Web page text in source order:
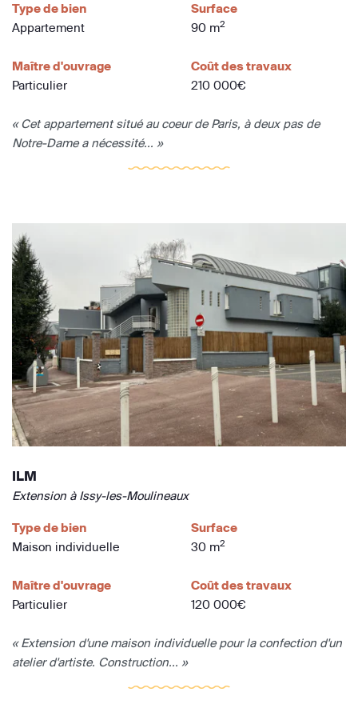
Type de bien
Appartement
Surface
90 m2
Maître d'ouvrage
Particulier
Coût des travaux
210 000€
« Cet appartement situé au coeur de Paris, à deux pas de
Notre-Dame a nécessité... »
ILM
Extension à Issy-les-Moulineaux
Type de bien
Maison individuelle
Surface
30 m2
Maître d'ouvrage
Particulier
Coût des travaux
120 000€
« Extension d'une maison individuelle pour la confection d'un
atelier d'artiste. Construction... »